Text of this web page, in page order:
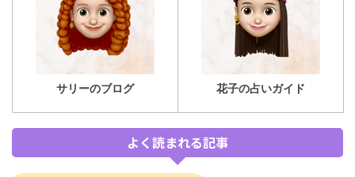
サリーのブログ 花子の占いガイド
よく読まれる記事